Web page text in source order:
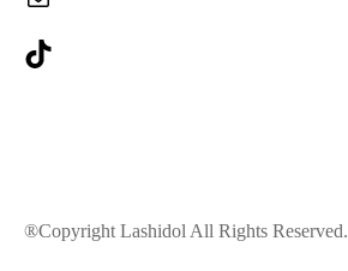
®Copyright Lashidol All Rights Reserved.